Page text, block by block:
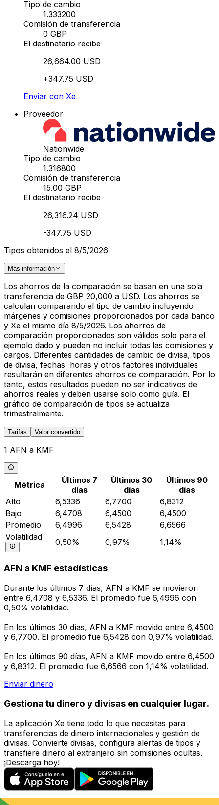
Tipo de cambio
1.333200
Comisión de transferencia
0 GBP
El destinatario recibe
26,664.00 USD
+347.75 USD
Enviar con Xe
Proveedor
Nationwide
Tipo de cambio
1.316800
Comisión de transferencia
15.00 GBP
El destinatario recibe
26,316.24 USD
-347.75 USD
Tipos obtenidos el 8/5/2026
Más información
Los ahorros de la comparación se basan en una sola
transferencia de GBP 20,000 a USD. Los ahorros se
calculan comparando el tipo de cambio incluyendo
márgenes y comisiones proporcionados por cada banco
y Xe el mismo día 8/5/2026. Los ahorros de
comparación proporcionados son válidos solo para el
ejemplo dado y pueden no incluir todas las comisiones y
cargos. Diferentes cantidades de cambio de divisa, tipos
de divisa, fechas, horas y otros factores individuales
resultarán en diferentes ahorros de comparación. Por lo
tanto, estos resultados pueden no ser indicativos de
ahorros reales y deben usarse solo como guía. El
gráfico de comparación de tipos se actualiza
trimestralmente.
Tarifas Valor convertido
1 AFN a KMF
Métrica
Últimos 7
días
Últimos 30
días
Últimos 90
días
Alto
6,5336 6,7700
6,8312
Bajo
6,4708 6,4500
6,4500
Promedio
6,4996 6,5428
6,6566
Volatilidad
0,50% 0,97% 1,14%
AFN a KMF estadísticas
Durante los últimos 7 días, AFN a KMF se movieron
entre 6,4708 y 6,5336. El promedio fue 6,4996 con
0,50% volatilidad.
En los últimos 30 días, AFN a KMF movido entre 6,4500
y 6,7700. El promedio fue 6,5428 con 0,97% volatilidad.
En los últimos 90 días, AFN a KMF movido entre 6,4500
y 6,8312. El promedio fue 6,6566 con 1,14% volatilidad.
Enviar dinero
Gestiona tu dinero y divisas en cualquier lugar.
La aplicación Xe tiene todo lo que necesitas para
transferencias de dinero internacionales y gestión de
divisas. Convierte divisas, configura alertas de tipos y
transfiere dinero al extranjero sin comisiones ocultas.
¡Descarga hoy!